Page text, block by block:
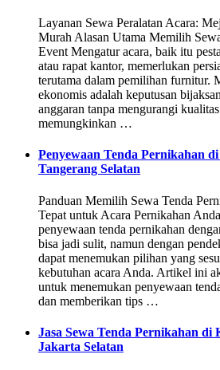
Layanan Sewa Peralatan Acara:
Murah Alasan Utama Memilih
Event Mengatur acara, baik itu
atau rapat kantor, memerlukan
terutama dalam pemilihan furnitur.
ekonomis adalah keputusan
anggaran tanpa mengurangi
memungkinkan …
Penyewaan Tenda Pernikahan
Tangerang Selatan
Panduan Memilih Sewa Tenda
Tepat untuk Acara Pernikahan
penyewaan tenda pernikahan
bisa jadi sulit, namun dengan
dapat menemukan pilihan yang
kebutuhan acara Anda. Artikel ini
untuk menemukan penyewaan
dan memberikan tips …
Jasa Sewa Tenda Pernikahan di
Jakarta Selatan